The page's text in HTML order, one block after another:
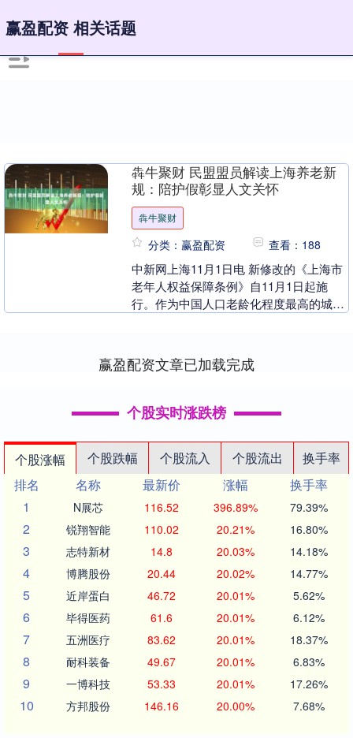
赢盈配资 相关话题
犇牛聚财 民盟盟员解读上海养老新
规：陪护假彰显人文关怀
犇牛聚财
分类：赢盈配资 查看：188
中新网上海11月1日电 新修改的《上海市
老年人权益保障条例》自11月1日起施
行。作为中国人口老龄化程度最高的城
赢盈配资文章已加载完成
个股实时涨跌榜
个股涨幅 个股跌幅 个股流入 个股流出
换手率
排名
名称 最新价 涨幅
换手率
1
N展芯 116.52 396.89% 79.39%
2 锐翔智能 110.02 20.21% 16.80%
3 志特新材 14.8 20.03% 14.18%
4 博腾股份 20.44 20.02% 14.77%
5 近岸蛋白 46.72 20.01% 5.62%
6 毕得医药 61.6 20.01% 6.12%
7 五洲医疗 83.62 20.01% 18.37%
8 耐科装备 49.67 20.01% 6.83%
9 一博科技 53.33 20.01% 17.26%
10 方邦股份 146.16 20.00% 7.68%